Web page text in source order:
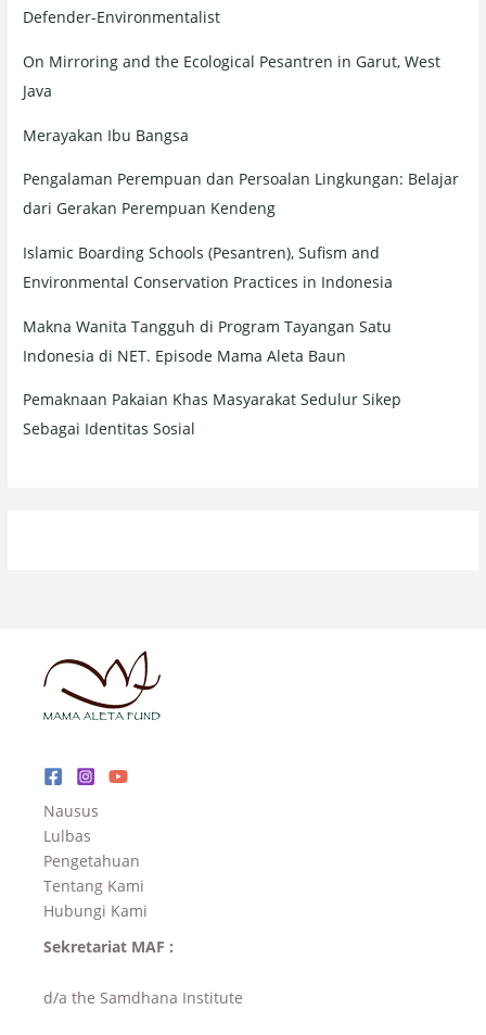
Defender-Environmentalist
On Mirroring and the Ecological Pesantren in Garut, West
Java
Merayakan Ibu Bangsa
Pengalaman Perempuan dan Persoalan Lingkungan: Belajar
dari Gerakan Perempuan Kendeng
Islamic Boarding Schools (Pesantren), Sufism and
Environmental Conservation Practices in Indonesia
Makna Wanita Tangguh di Program Tayangan Satu
Indonesia di NET. Episode Mama Aleta Baun
Pemaknaan Pakaian Khas Masyarakat Sedulur Sikep
Sebagai Identitas Sosial
Nausus
Lulbas
Pengetahuan
Tentang Kami
Hubungi Kami
Sekretariat MAF :
d/a the Samdhana Institute